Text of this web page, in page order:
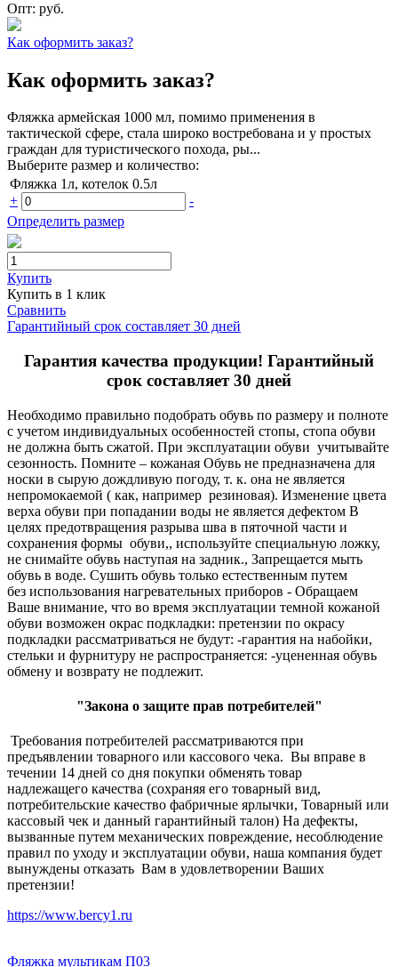
Опт: руб.
Как оформить заказ?
Как оформить заказ?
Фляжка армейская 1000 мл, помимо применения в
тактической сфере, стала широко востребована и у простых
граждан для туристического похода, ры...
Выберите размер и количество:
Фляжка 1л, котелок 0.5л
+
-
Определить размер
Купить
Купить в 1 клик
Сравнить
Гарантийный срок составляет 30 дней
Гарантия качества продукции! Гарантийный
срок составляет 30 дней
Необходимо правильно подобрать обувь по размеру и полноте
с учетом индивидуальных особенностей стопы, стопа обуви
не должна быть сжатой. При эксплуатации обуви учитывайте
сезонность. Помните – кожаная Обувь не предназначена для
носки в сырую дождливую погоду, т. к. она не является
непромокаемой ( как, например резиновая). Изменение цвета
верха обуви при попадании воды не является дефектом В
целях предотвращения разрыва шва в пяточной части и
сохранения формы обуви,, используйте специальную ложку,
не снимайте обувь наступая на задник., Запрещается мыть
обувь в воде. Сушить обувь только естественным путем
без использования нагревательных приборов - Обращаем
Ваше внимание, что во время эксплуатации темной кожаной
обуви возможен окрас подкладки: претензии по окрасу
подкладки рассматриваться не будут: -гарантия на набойки,
стельки и фурнитуру не распространяется: -уцененная обувь
обмену и возврату не подлежит.
"Закона о защите прав потребителей"
Требования потребителей рассматриваются при
предъявлении товарного или кассового чека. Вы вправе в
течении 14 дней со дня покупки обменять товар
надлежащего качества (сохраняя его товарный вид,
потребительские качество фабричные ярлычки, Товарный или
кассовый чек и данный гарантийный талон) На дефекты,
вызванные путем механических повреждение, несоблюдение
правил по уходу и эксплуатации обуви, наша компания будет
вынуждены отказать Вам в удовлетворении Ваших
претензии!
https://www.bercy1.ru
Фляжка мультикам П03